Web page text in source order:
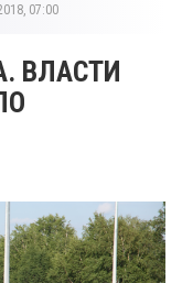
07:00
ВЛАСТИ